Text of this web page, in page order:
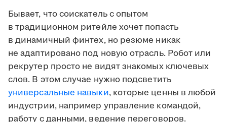
Бывает, что соискатель с опытом
в традиционном ритейле хочет попасть
в динамичный финтех, но резюме никак
не адаптировано под новую отрасль. Робот или
рекрутер просто не видят знакомых ключевых
слов. В этом случае нужно подсветить
универсальные навыки, которые ценны в любой
индустрии, например управление командой,
работу с данными, ведение переговоров.